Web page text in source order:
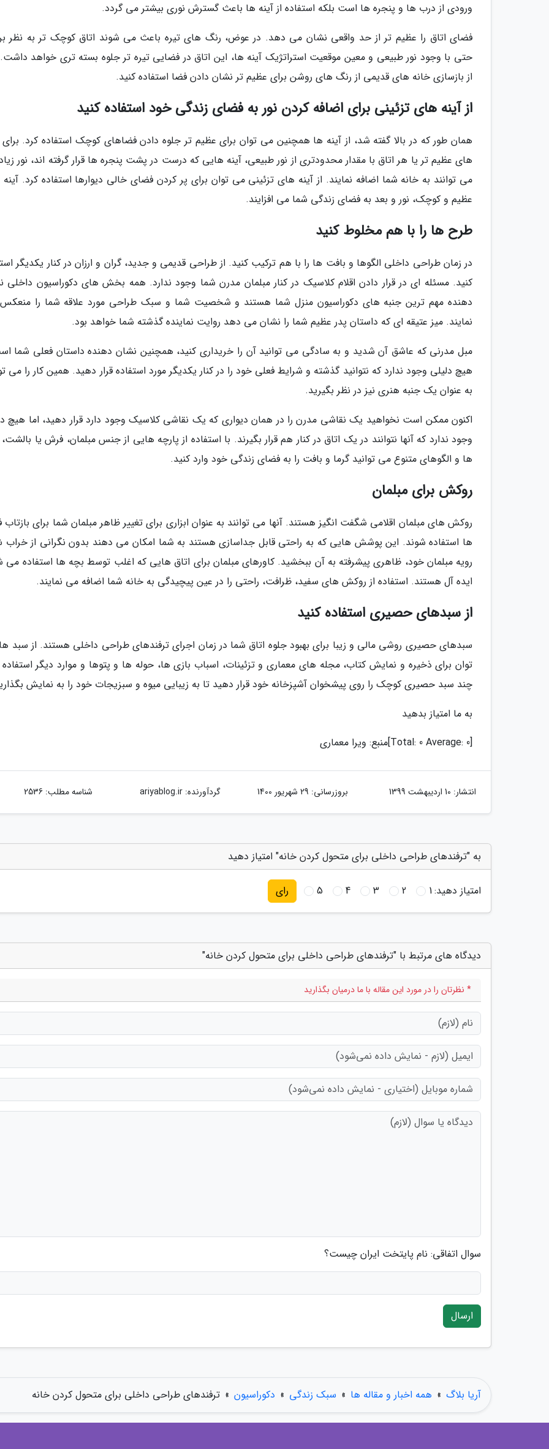
ورودی از درب ها و پنجره ها است بلکه استفاده از آینه ها باعث گسترش نوری بیشتر می گردد.
فضای اتاق را عظیم تر از حد واقعی نشان می دهد. در عوض، رنگ های تیره باعث می شوند اتاق کوچک تر به نظر
حتی با وجود نور طبیعی و معین موقعیت استراتژیک آینه ها، این اتاق در فضایی تیره تر جلوه بسته تری خواهد
از بازسازی خانه های قدیمی از رنگ های روشن برای عظیم تر نشان دادن فضا استفاده کنید.
از آینه های تزئینی برای اضافه کردن نور به فضای زندگی خود استفاده کنید
همان طور که در بالا گفته شد، از آینه ها همچنین می توان برای عظیم تر جلوه دادن فضاهای کوچک استفاده کرد. برای
های عظیم تر یا هر اتاق با مقدار محدودتری از نور طبیعی، آینه هایی که درست در پشت پنجره ها قرار گرفته اند، نور
می توانند به خانه شما اضافه نمایند. از آینه های تزئینی می توان برای پر کردن فضای خالی دیوارها استفاده کرد.
عظیم و کوچک، نور و بعد به فضای زندگی شما می افزایند.
طرح ها را با هم مخلوط کنید
در زمان طراحی داخلی الگوها و بافت ها را با هم ترکیب کنید. از طراحی قدیمی و جدید، گران و ارزان در کنار یکدیگر
کنید. مسئله ای در قرار دادن اقلام کلاسیک در کنار مبلمان مدرن شما وجود ندارد. همه بخش های دکوراسیون داخلی
دهنده مهم ترین جنبه های دکوراسیون منزل شما هستند و شخصیت شما و سبک طراحی مورد علاقه شما را
نمایند. میز عتیقه ای که داستان پدر عظیم شما را نشان می دهد روایت نماینده گذشته شما خواهد بود.
مبل مدرنی که عاشق آن شدید و به سادگی می توانید آن را خریداری کنید، همچنین نشان دهنده داستان فعلی شما
هیچ دلیلی وجود ندارد که نتوانید گذشته و شرایط فعلی خود را در کنار یکدیگر مورد استفاده قرار دهید. همین کار را می
به عنوان یک جنبه هنری نیز در نظر بگیرید.
اکنون ممکن است نخواهید یک نقاشی مدرن را در همان دیواری که یک نقاشی کلاسیک وجود دارد قرار دهید، اما هیچ
وجود ندارد که آنها نتوانند در یک اتاق در کنار هم قرار بگیرند. با استفاده از پارچه هایی از جنس مبلمان، فرش یا
ها و الگوهای متنوع می توانید گرما و بافت را به فضای زندگی خود وارد کنید.
روکش برای مبلمان
روکش های مبلمان اقلامی شگفت انگیز هستند. آنها می توانند به عنوان ابزاری برای تغییر ظاهر مبلمان شما برای
ها استفاده شوند. این پوشش هایی که به راحتی قابل جداسازی هستند به شما امکان می دهند بدون نگرانی از
رویه مبلمان خود، ظاهری پیشرفته به آن ببخشید. کاورهای مبلمان برای اتاق هایی که اغلب توسط بچه ها استفاده می
ایده آل هستند. استفاده از روکش های سفید، ظرافت، راحتی را در عین پیچیدگی به خانه شما اضافه می نمایند.
از سبدهای حصیری استفاده کنید
سبدهای حصیری روشی مالی و زیبا برای بهبود جلوه اتاق شما در زمان اجرای ترفندهای طراحی داخلی هستند. از سبد
توان برای ذخیره و نمایش کتاب، مجله های معماری و تزئینات، اسباب بازی ها، حوله ها و پتوها و موارد دیگر
چند سبد حصیری کوچک را روی پیشخوان آشپزخانه خود قرار دهید تا به زیبایی میوه و سبزیجات خود را به نمایش
به ما امتیاز بدهید
[Total: 0 Average: 0]
منبع: ویرا معماری
انتشار: 10 اردیبهشت 1399 بروزرسانی: 29 شهریور 1400 گردآورنده:ariyablog.ir شناسه مطلب: 2536
به "ترفندهای طراحی داخلی برای متحول کردن خانه" امتیاز دهید
امتیاز دهید:1
2
3
4
5 رای
دیدگاه های مرتبط با "ترفندهای طراحی داخلی برای متحول کردن خانه"
* نظرتان را در مورد این مقاله با ما درمیان بگذارید
سوال اتفاقی: نام پایتخت ایران چیست؟
ارسال
آریا بلاگ » همه اخبار و مقاله ها » سبک زندگی » دکوراسیون » ترفندهای طراحی داخلی برای متحول کردن خانه